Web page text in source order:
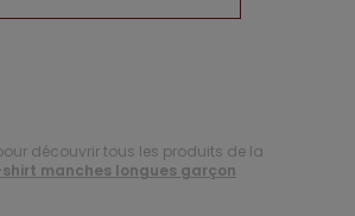
découvrir tous les produits de la
manches longues garçon